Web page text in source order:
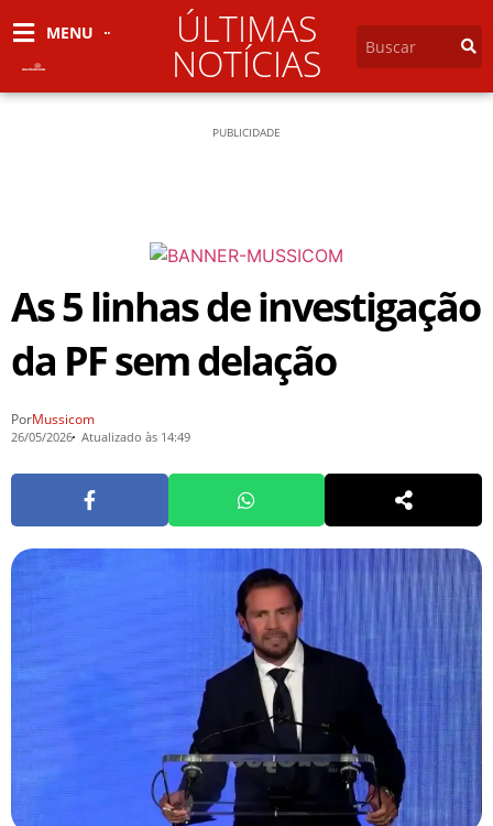
MENU ÚLTIMAS
NOTÍCIAS
PUBLICIDADE
As 5 linhas de investigação
da PF sem delação
PorMussicom
26/05/2026 Atualizado às 14:49